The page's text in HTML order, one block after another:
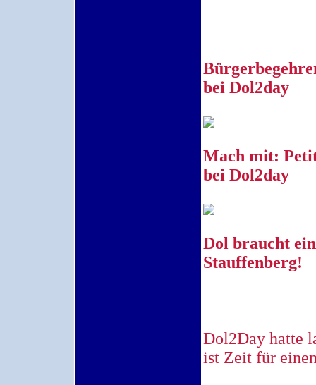
bei Dol2day
Mach mit:
bei Dol2day
Dol braucht
Stauffenberg!
Dol2Day hatte
ist Zeit für